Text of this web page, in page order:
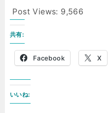
Post Views: 9,566
共有:
Facebook X
いいね: